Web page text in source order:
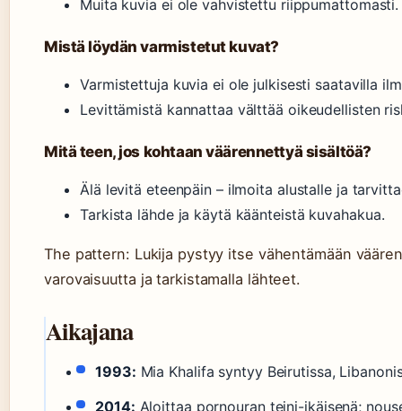
Muita kuvia ei ole vahvistettu riippumattomasti.
Mistä löydän varmistetut kuvat?
Varmistettuja kuvia ei ole julkisesti saatavilla
Levittämistä kannattaa välttää oikeudellisten
Mitä teen, jos kohtaan väärennettyä sisältöä?
Älä levitä eteenpäin – ilmoita alustalle ja
Tarkista lähde ja käytä käänteistä kuvahakua.
The pattern: Lukija pystyy itse vähentämään
varovaisuutta ja tarkistamalla lähteet.
Aikajana
1993: Mia Khalifa syntyy Beirutissa,
2014: Aloittaa pornouran teini-ikäisenä;